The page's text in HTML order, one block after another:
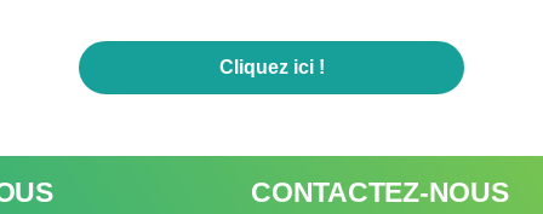
Cliquez ici !
CONTACTEZ-NOUS